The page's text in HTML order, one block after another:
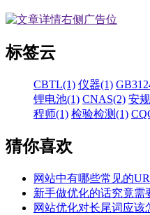
标签云
CBTL(1) 仪器(1)
锂电池(1) CNAS(2) 安
程师(1) 检验检测(1)
猜你喜欢
网站中有哪些常见的
新手做优化的话究竟需
网站优化对长尾词应该